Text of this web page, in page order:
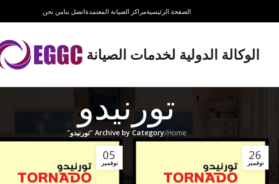
الصفحة الرئيسيةمراكز الصيانة المعتمدةاتصل بنامن نحن
الوكالة الدولية لخدمات الصيانة
تورنيدو
Home
/Archive by Category "تورنيدو"
26
نوفمبر
05
نوفمبر